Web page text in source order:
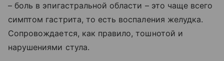
– боль в эпигастральной области – это чаще всего
симптом гастрита, то есть воспаления желудка.
Сопровождается, как правило, тошнотой и
нарушениями стула.